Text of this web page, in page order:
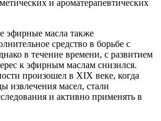
и ароматерапевтических
эфирные масла также
средство в борьбе с
в течение времени, с развитием
к эфирным маслам снизился.
произошел в XIX веке, когда
извлечения масел, стали
и активно применять в